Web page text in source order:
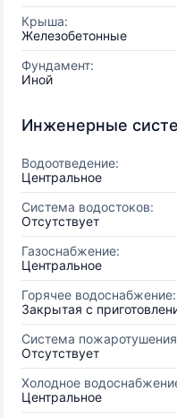
Крыша:
Железобетонные
Фундамент:
Иной
Инженерные
Водоотведение:
Центральное
Система водостоков:
Отсутствует
Газоснабжение:
Центральное
Горячее водоснабжение:
Закрытая с
Система
Отсутствует
Холодное
Центральное